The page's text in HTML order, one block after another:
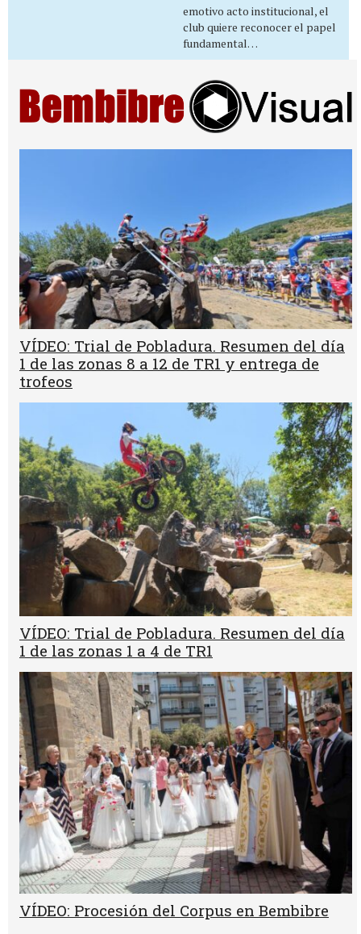
emotivo acto institucional, el
club quiere reconocer el papel
fundamental…
VÍDEO: Trial de Pobladura. Resumen del día
1 de las zonas 8 a 12 de TR1 y entrega de
trofeos
VÍDEO: Trial de Pobladura. Resumen del día
1 de las zonas 1 a 4 de TR1
VÍDEO: Procesión del Corpus en Bembibre